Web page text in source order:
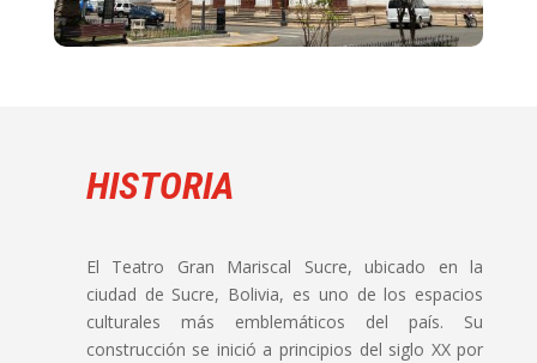
HISTORIA
El Teatro Gran Mariscal Sucre, ubicado en la
ciudad de Sucre, Bolivia, es uno de los espacios
culturales más emblemáticos del país. Su
construcción se inició a principios del siglo XX por